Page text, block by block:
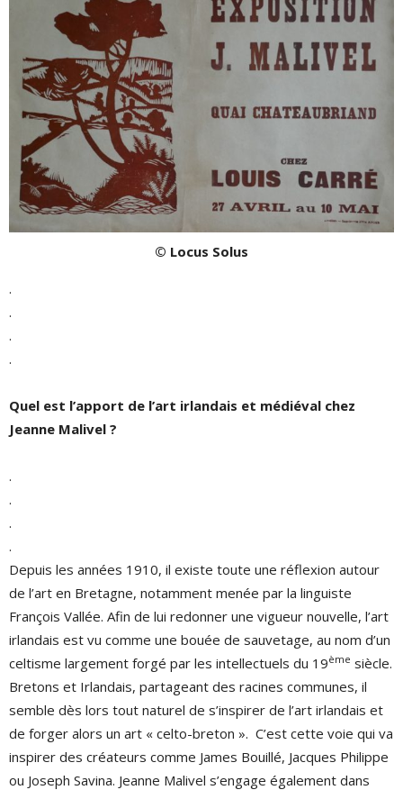
© Locus Solus
.
.
.
.
Quel est l’apport de l’art irlandais et médiéval chez
Jeanne Malivel ?
.
.
.
.
Depuis les années 1910, il existe toute une réflexion autour
de l’art en Bretagne, notamment menée par la linguiste
François Vallée. Afin de lui redonner une vigueur nouvelle, l’art
irlandais est vu comme une bouée de sauvetage, au nom d’un
celtisme largement forgé par les intellectuels du 19ème siècle.
Bretons et Irlandais, partageant des racines communes, il
semble dès lors tout naturel de s’inspirer de l’art irlandais et
de forger alors un art « celto-breton ». C’est cette voie qui va
inspirer des créateurs comme James Bouillé, Jacques Philippe
ou Joseph Savina. Jeanne Malivel s’engage également dans